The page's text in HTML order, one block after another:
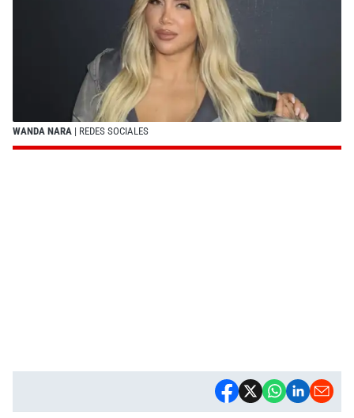
WANDA NARA | REDES SOCIALES